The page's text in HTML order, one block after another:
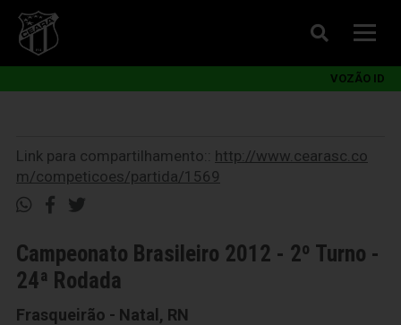
VOZÃO ID
Link para compartilhamento:: http://www.cearasc.co
m/competicoes/partida/1569
Campeonato Brasileiro 2012 - 2º Turno -
24ª Rodada
Frasqueirão - Natal, RN